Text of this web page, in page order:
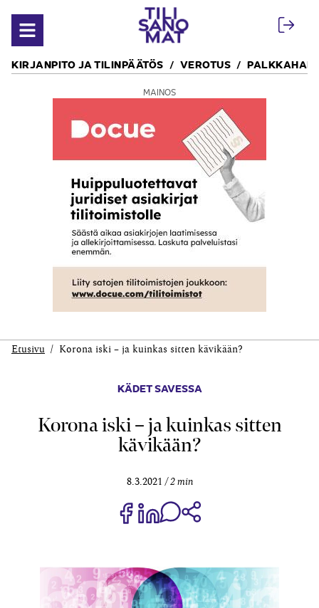
Avaa valikko
KIRJANPITO JA TILINPÄÄTÖS VEROTUS
MAINOS
Etusivu Korona iski – ja kuinkas sitten kävikään?
KÄDET SAVESSA
Korona iski – ja kuinkas sitten
kävikään?
8.3.2021 2 min
Jaa Share on Facebook
Jaa Share on LinkedIn
Jaa WhatsApp-viestinä